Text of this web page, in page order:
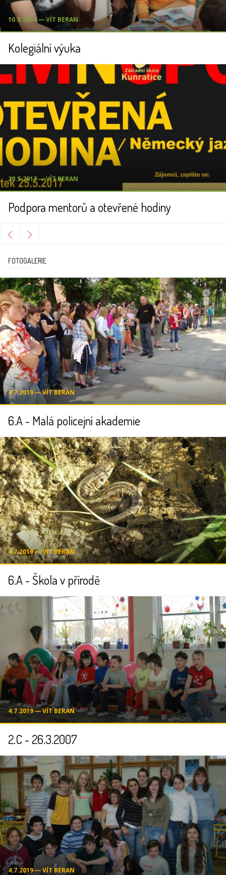
10.5.2014 ― VÍT BERAN
Kolegiální výuka
29.5.2017 ― VÍT BERAN
Podpora mentorů a otevřené hodiny
FOTOGALERIE
4.7.2019 ― VÍT BERAN
6.A - Malá policejní akademie
4.7.2019 ― VÍT BERAN
6.A - Škola v přírodě
4.7.2019 ― VÍT BERAN
2.C - 26.3.2007
4.7.2019 ― VÍT BERAN